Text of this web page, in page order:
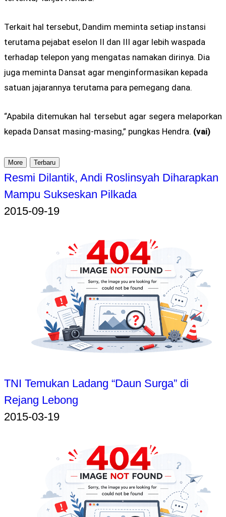
Terkait hal tersebut, Dandim meminta setiap instansi
terutama pejabat eselon II dan III agar lebih waspada
terhadap telepon yang mengatas namakan dirinya. Dia
juga meminta Dansat agar menginformasikan kepada
satuan jajarannya terutama para pemegang dana.
“Apabila ditemukan hal tersebut agar segera melaporkan
kepada Dansat masing-masing,” pungkas Hendra. (vai)
More Terbaru
Resmi Dilantik, Andi Roslinsyah Diharapkan
Mampu Sukseskan Pilkada
2015-09-19
TNI Temukan Ladang “Daun Surga” di
Rejang Lebong
2015-03-19